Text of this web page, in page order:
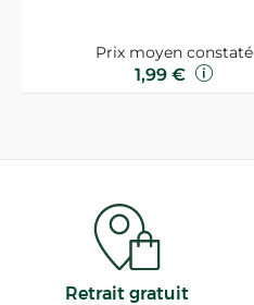
Prix moyen constaté
1,99 €
Retrait gratuit